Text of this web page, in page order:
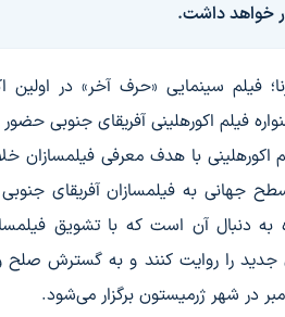
خواهد داشت.
فیلم سینمایی «حرف آخر» در اولین
فیلم اکورهلینی آفریقای جنوبی
اکورهلینی با هدف معرفی فیلمسازان
جهانی به فیلمسازان آفریقای
به دنبال آن است که با تشویق
جدید را روایت کنند و به گسترش صلح